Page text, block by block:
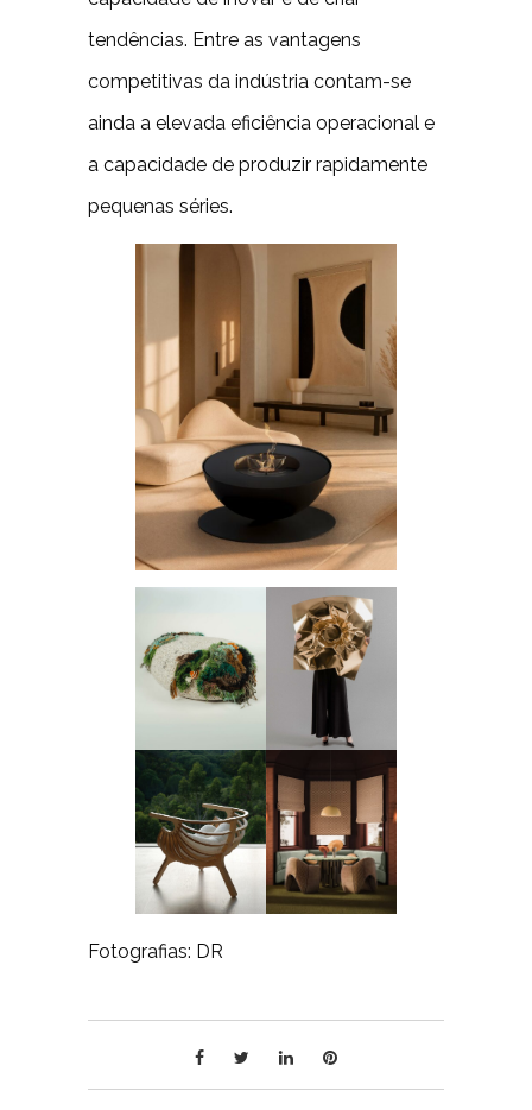
tendências. Entre as vantagens
competitivas da indústria contam-se
ainda a elevada eficiência operacional e
a capacidade de produzir rapidamente
pequenas séries.
Fotografias: DR